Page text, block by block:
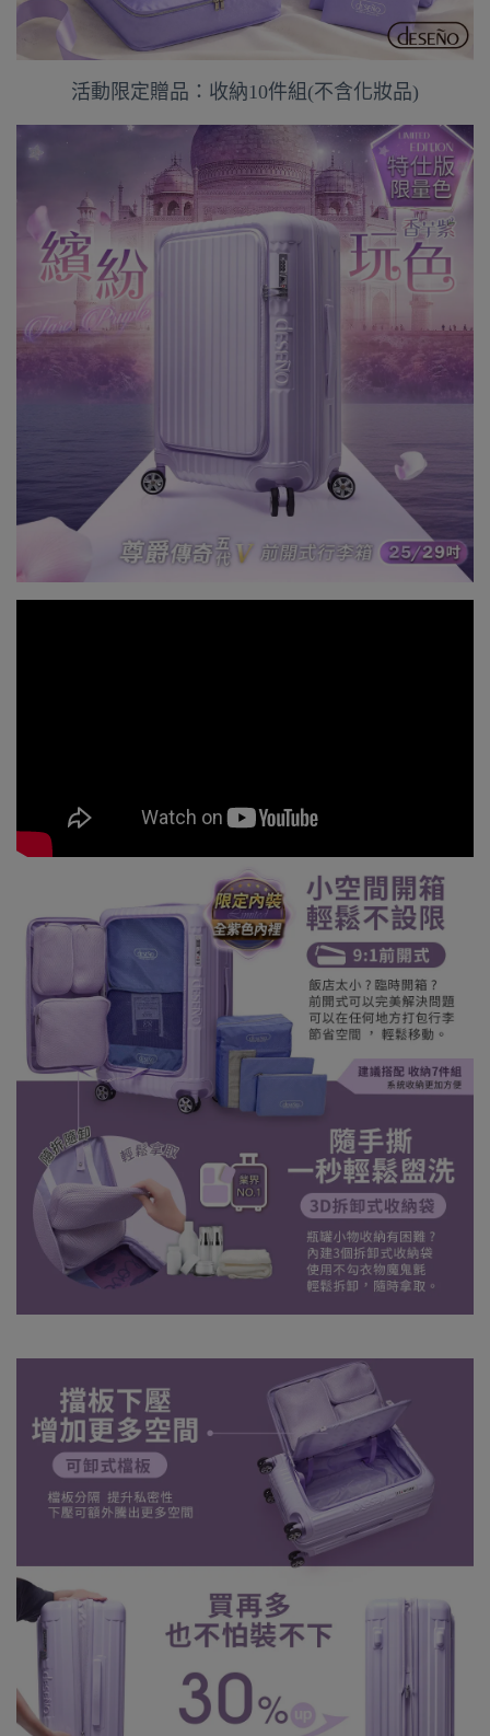
活動限定贈品：收納10件組(不含化妝品)